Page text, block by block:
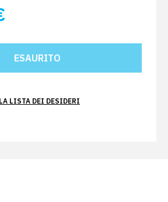
LISTA DEI DESIDERI